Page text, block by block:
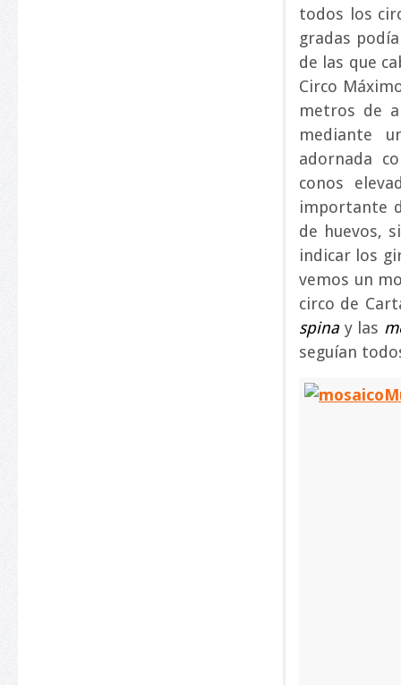
todos los
gradas
de las que
Circo
metros de
mediante
adornada
conos
importante
de huevos,
indicar los
vemos un
circo de
spina y las
seguían